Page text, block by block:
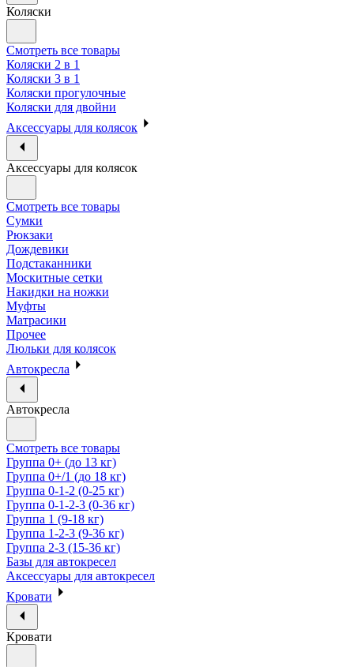
Коляски
Смотреть все товары
Коляски 2 в 1
Коляски 3 в 1
Коляски прогулочные
Коляски для двойни
Аксессуары для колясок
Аксессуары для колясок
Смотреть все товары
Сумки
Рюкзаки
Дождевики
Подстаканники
Москитные сетки
Накидки на ножки
Муфты
Матрасики
Прочее
Люльки для колясок
Автокресла
Автокресла
Смотреть все товары
Группа 0+ (до 13 кг)
Группа 0+/1 (до 18 кг)
Группа 0-1-2 (0-25 кг)
Группа 0-1-2-3 (0-36 кг)
Группа 1 (9-18 кг)
Группа 1-2-3 (9-36 кг)
Группа 2-3 (15-36 кг)
Базы для автокресел
Аксессуары для автокресел
Кровати
Кровати